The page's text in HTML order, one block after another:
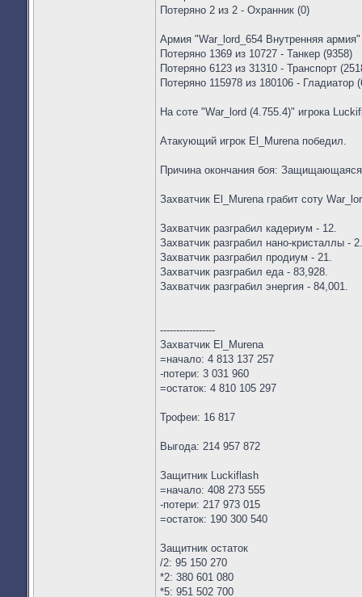
Потеряно 2 из 2 - Охранник (0)
Армия "War_lord_654 Внутренняя
Потеряно 1369 из 10727 - Танкер (9358)
Потеряно 6123 из 31310 - Транспорт
Потеряно 115978 из 180106 - Гладиатор
На соте "War_lord (4.755.4)" игрока
Атакующий игрок El_Murena победил.
Причина окончания боя:
Захватчик El_Murena грабит соту
Захватчик разграбил кадериум - 12.
Захватчик разграбил нано-кристаллы - 2.
Захватчик разграбил продиум - 21.
Захватчик разграбил еда - 83,928.
Захватчик разграбил энергия - 84,001.
-----------------
Захватчик El_Murena
=начало: 4 813 137 257
-потери: 3 031 960
=остаток: 4 810 105 297
Трофеи: 16 817
Выгода: 214 957 872
Защитник Luckiflash
=начало: 408 273 555
-потери: 217 973 015
=остаток: 190 300 540
Защитник остаток
/2: 95 150 270
*2: 380 601 080
*5: 951 502 700